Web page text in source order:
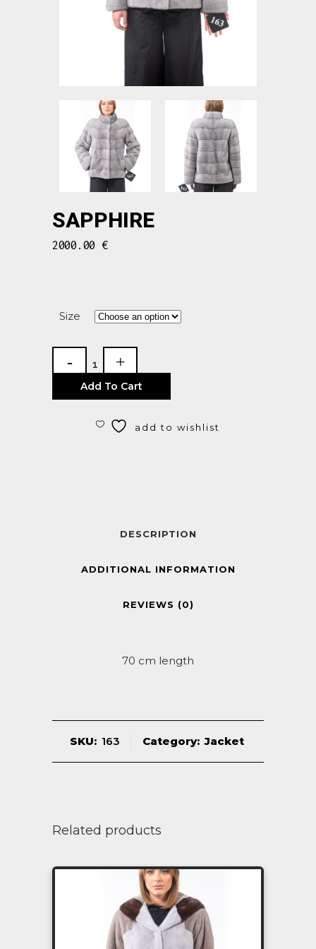
SAPPHIRE
2000.00 €
Size
Add To Cart
add to wishlist
DESCRIPTION
ADDITIONAL INFORMATION
REVIEWS (0)
70 cm length
SKU: 163 Category: Jacket
Related products